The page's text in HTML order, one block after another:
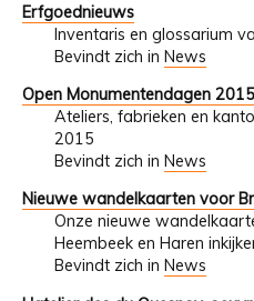
Erfgoednieuws
Inventaris en glossarium
Bevindt zich in News
Open Monumentendagen 2015
Ateliers, fabrieken en
2015
Bevindt zich in News
Nieuwe wandelkaarten voor
Onze nieuwe
Heembeek en Haren
Bevindt zich in News